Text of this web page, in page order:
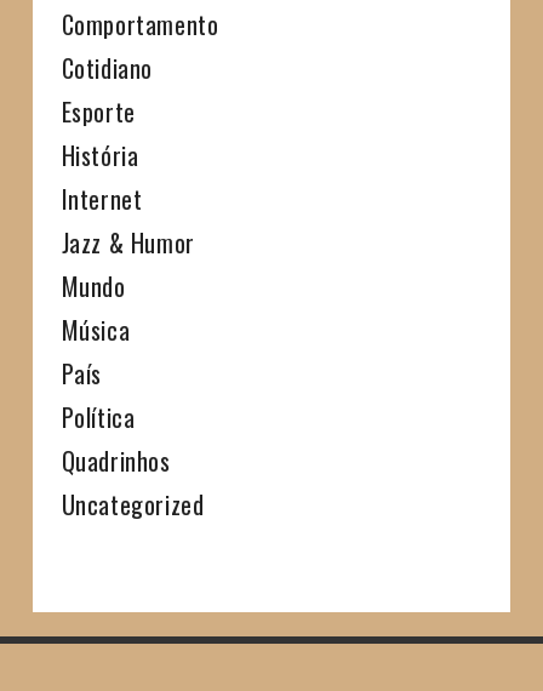
Comportamento
Cotidiano
Esporte
História
Internet
Jazz & Humor
Mundo
Música
País
Política
Quadrinhos
Uncategorized